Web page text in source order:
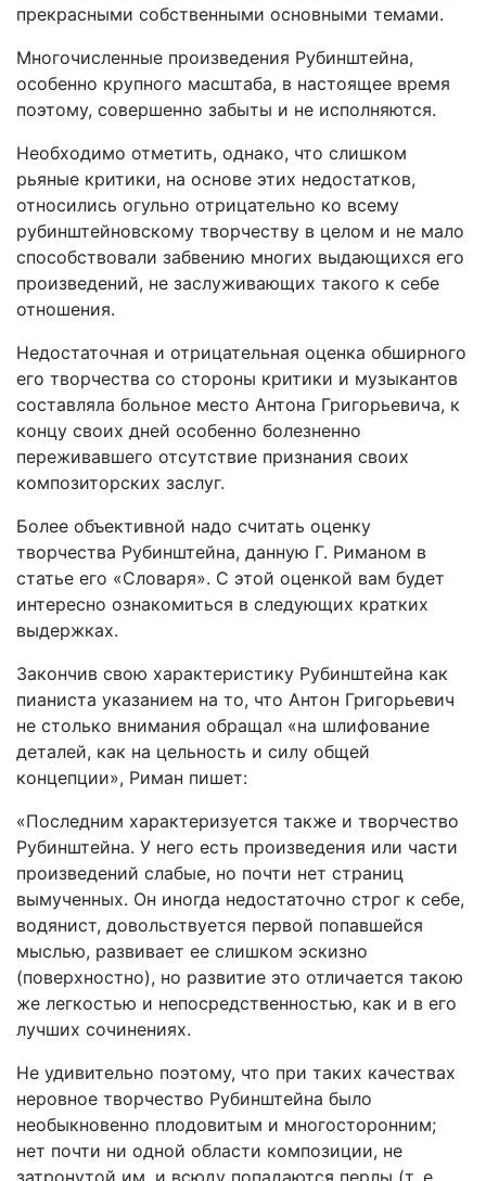
прекрасными собственными основными темами.
Многочисленные произведения Рубинштейна,
особенно крупного масштаба, в настоящее время
поэтому, совершенно забыты и не исполняются.
Необходимо отметить, однако, что слишком
рьяные критики, на основе этих недостатков,
относились огульно отрицательно ко всему
рубинштейновскому творчеству в целом и не мало
способствовали забвению многих выдающихся его
произведений, не заслуживающих такого к себе
отношения.
Недостаточная и отрицательная оценка обширного
его творчества со стороны критики и музыкантов
составляла больное место Антона Григорьевича, к
концу своих дней особенно болезненно
переживавшего отсутствие признания своих
композиторских заслуг.
Более объективной надо считать оценку
творчества Рубинштейна, данную Г. Риманом в
статье его «Словаря». С этой оценкой вам будет
интересно ознакомиться в следующих кратких
выдержках.
Закончив свою характеристику Рубинштейна как
пианиста указанием на то, что Антон Григорьевич
не столько внимания обращал «на шлифование
деталей, как на цельность и силу общей
концепции», Риман пишет:
«Последним характеризуется также и творчество
Рубинштейна. У него есть произведения или части
произведений слабые, но почти нет страниц
вымученных. Он иногда недостаточно строг к себе,
водянист, довольствуется первой попавшейся
мыслью, развивает ее слишком эскизно
(поверхностно), но развитие это отличается такою
же легкостью и непосредственностью, как и в его
лучших сочинениях.
Не удивительно поэтому, что при таких качествах
неровное творчество Рубинштейна было
необыкновенно плодовитым и многосторонним;
нет почти ни одной области композиции, не
затронутой им, и всюду попадаются перлы (т. е.